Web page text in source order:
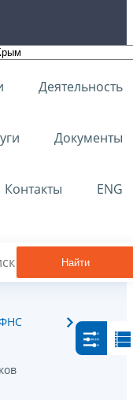
Деятельность
Документы
Контакты ENG
Найти